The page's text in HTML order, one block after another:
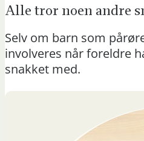
Alle tror noen andre
Selv om barn som
involveres når foreldre
snakket med.